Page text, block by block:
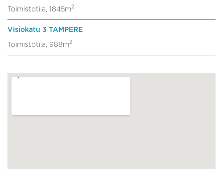
Toimistotila, 1845m2
Visiokatu 3 TAMPERE
Toimistotila, 988m2